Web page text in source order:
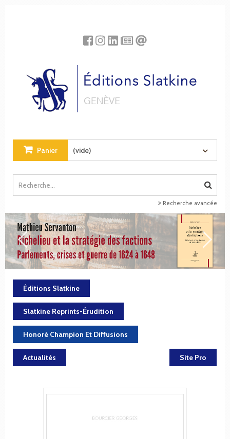
Panier (vide)
Recherche avancée
Éditions Slatkine
Slatkine Reprints-Érudition
Honoré Champion Et Diffusions
Actualités Site Pro